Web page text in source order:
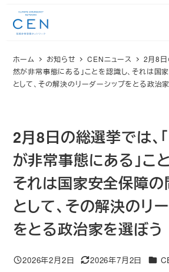
へ
ホーム お知らせ CENニュース
2月8日
然が非常事態にある」ことを認識し、それは国
として、その解決のリーダーシップをとる政治
2月8日の総選挙では、
が非常事態にある」こ
それは国家安全保障
として、その解決のリ
をとる政治家を選ぼう
投稿日
2026年2月2日
更新日
2026年7月2日 カテ